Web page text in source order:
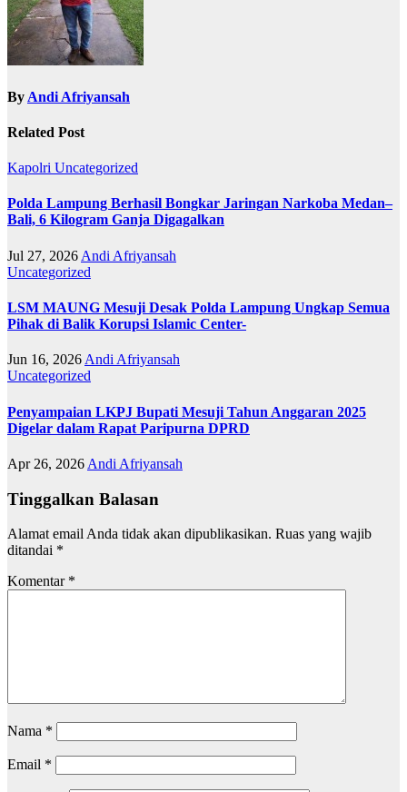
By Andi Afriyansah
Related Post
Kapolri Uncategorized
Polda Lampung Berhasil Bongkar Jaringan Narkoba Medan–
Bali, 6 Kilogram Ganja Digagalkan
Jul 27, 2026 Andi Afriyansah
Uncategorized
LSM MAUNG Mesuji Desak Polda Lampung Ungkap Semua
Pihak di Balik Korupsi Islamic Center-
Jun 16, 2026 Andi Afriyansah
Uncategorized
Penyampaian LKPJ Bupati Mesuji Tahun Anggaran 2025
Digelar dalam Rapat Paripurna DPRD
Apr 26, 2026 Andi Afriyansah
Tinggalkan Balasan
Alamat email Anda tidak akan dipublikasikan. Ruas yang wajib
ditandai *
Komentar *
Nama *
Email *